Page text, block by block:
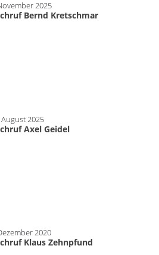
2025
Bernd Kretschmar
August 2025
Axel Geidel
2020
Klaus Zehnpfund